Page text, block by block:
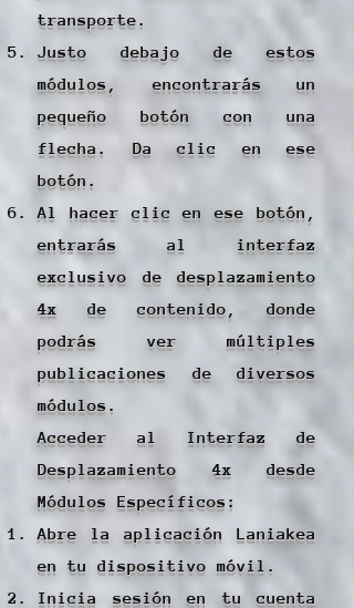
transporte.
Justo debajo de estos
módulos, encontrarás un
pequeño botón con una
flecha. Da clic en ese
botón.
Al hacer clic en ese botón,
entrarás al interfaz
exclusivo de desplazamiento
4x de contenido, donde
podrás ver múltiples
publicaciones de diversos
módulos.
Acceder al Interfaz de
Desplazamiento 4x desde
Módulos Específicos:
Abre la aplicación Laniakea
en tu dispositivo móvil.
Inicia sesión en tu cuenta